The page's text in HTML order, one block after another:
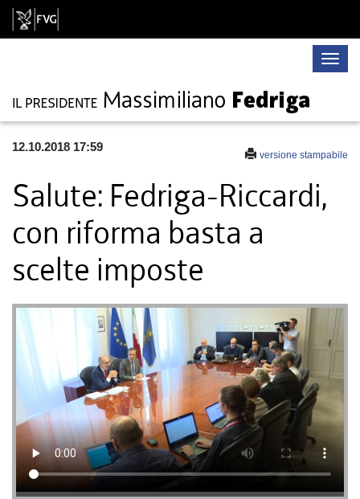
Toggle
versione stampabile
12.10.2018 17:59
Salute: Fedriga-Riccardi,
con riforma basta a
scelte imposte